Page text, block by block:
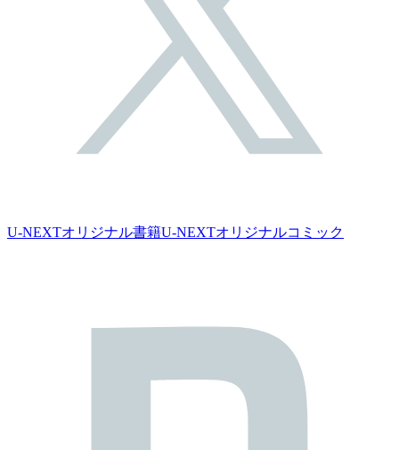
U-NEXTオリジナル書籍U-NEXTオリジナルコミック